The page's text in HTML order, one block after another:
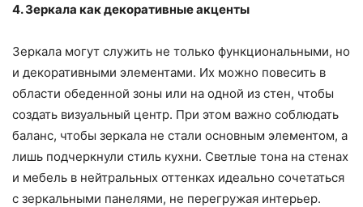
4. Зеркала как декоративные акценты
Зеркала могут служить не только функциональными, но
и декоративными элементами. Их можно повесить в
области обеденной зоны или на одной из стен, чтобы
создать визуальный центр. При этом важно соблюдать
баланс, чтобы зеркала не стали основным элементом, а
лишь подчеркнули стиль кухни. Светлые тона на стенах
и мебель в нейтральных оттенках идеально сочетаться
с зеркальными панелями, не перегружая интерьер.